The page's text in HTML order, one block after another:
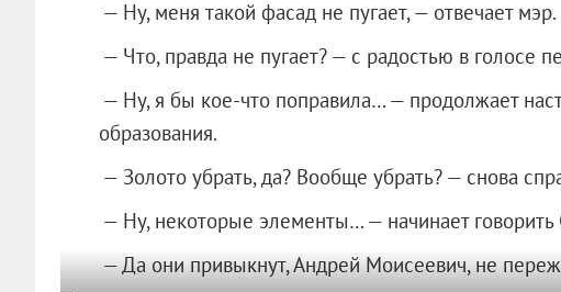
— Ну, меня такой фасад не пугает, — отвечает мэр.
— Что, правда не пугает? — с радостью в голосе
— Ну, я бы кое-что поправила… — продолжает
образования.
— Золото убрать, да? Вообще убрать? — снова
— Ну, некоторые элементы… — начинает говорить
— Да они привыкнут, Андрей Моисеевич, не